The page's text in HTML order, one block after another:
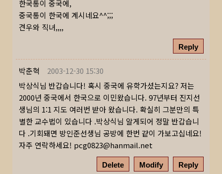
한국통이 중국에,
중국통이 한국에 계시네요^^;;;
견우와 직녀,,,,
Reply
박춘혁
2003-12-30 15:30
박상식님 반갑습니다! 혹시 중국에 유학가셨는지요? 저는
2000년 중국에서 한국으로 이민왔습니다. 97년부터 진지선
생님의 1:1 지도 여러번 받아 왔습니다. 확실히 그분만의 특
별한 교수법이 있습니다 .박상식님 알게되어 정말 반갑습니
다 .기회돼면 방인준선생님 공방에 한번 같이 가보고십네요!
자주 연락하세요! pcg0823@hanmail.net
Delete Modify Reply